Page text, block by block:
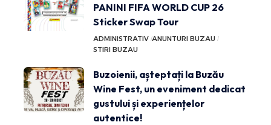
PANINI FIFA WORLD CUP 26
Sticker Swap Tour
ADMINISTRATIV ANUNTURI BUZAU
STIRI BUZAU
Buzoienii, așteptați la Buzău
Wine Fest, un eveniment dedicat
gustului și experiențelor
autentice!